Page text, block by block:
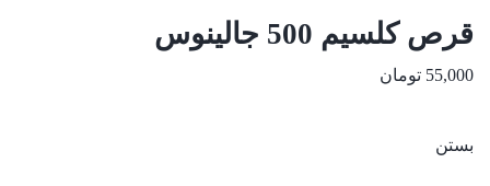
قرص کلسیم 500 جالینوس
55,000 تومان
بستن